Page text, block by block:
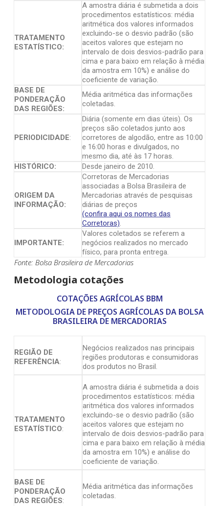
TRATAMENTO
ESTATÍSTICO:
A amostra diária é submetida a dois
procedimentos estatísticos: média
aritmética dos valores informados
excluindo-se o desvio padrão (são
aceitos valores que estejam no
intervalo de dois desvios-padrão para
cima e para baixo em relação à média
da amostra em 10%) e análise do
coeficiente de variação.
BASE DE
PONDERAÇÃO
DAS REGIÕES:
Média aritmética das informações
coletadas.
PERIODICIDADE:
Diária (somente em dias úteis). Os
preços são coletados junto aos
corretores de algodão, entre as 10:00
e 16:00 horas e divulgados, no
mesmo dia, até às 17 horas.
HISTÓRICO:
Desde janeiro de 2010.
ORIGEM DA
INFORMAÇÃO:
Corretoras de Mercadorias
associadas a Bolsa Brasileira de
Mercadorias através de pesquisas
diárias de preços
(confira aqui os nomes das
Corretoras).
IMPORTANTE:
Valores coletados se referem a
negócios realizados no mercado
físico, para pronta entrega.
Fonte: Bolsa Brasileira de Mercadorias
Metodologia cotações
COTAÇÕES AGRÍCOLAS BBM
METODOLOGIA DE PREÇOS AGRÍCOLAS DA BOLSA
BRASILEIRA DE MERCADORIAS
REGIÃO DE
REFERÊNCIA:
Negócios realizados nas principais
regiões produtoras e consumidoras
dos produtos no Brasil.
TRATAMENTO
ESTATÍSTICO:
A amostra diária é submetida a dois
procedimentos estatísticos: média
aritmética dos valores informados
excluindo-se o desvio padrão (são
aceitos valores que estejam no
intervalo de dois desvios-padrão para
cima e para baixo em relação à média
da amostra em 10%) e análise do
coeficiente de variação.
BASE DE
PONDERAÇÃO
DAS REGIÕES:
Média aritmética das informações
coletadas.